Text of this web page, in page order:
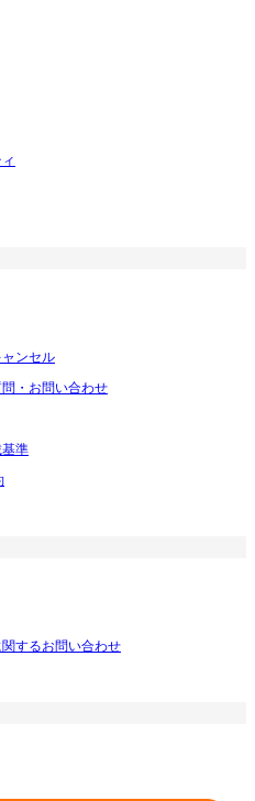
ンセル
・お問い合わせ
準
するお問い合わせ